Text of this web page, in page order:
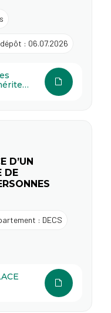
: 06.07.2026
D’UN
DE
: DECS